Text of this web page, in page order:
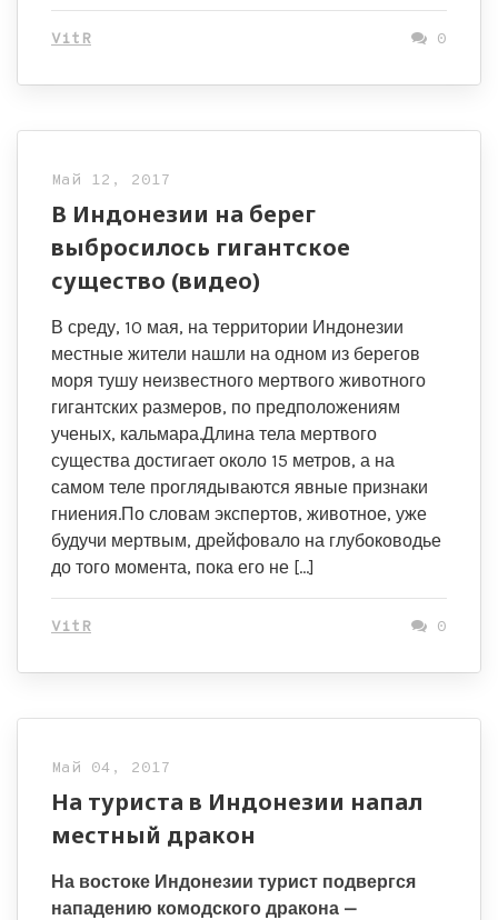
VitR 0
Май 12, 2017
В Индонезии на берег
выбросилось гигантское
существо (видео)
В среду, 10 мая, на территории Индонезии
местные жители нашли на одном из берегов
моря тушу неизвестного мертвого животного
гигантских размеров, по предположениям
ученых, кальмара.Длина тела мертвого
существа достигает около 15 метров, а на
самом теле проглядываются явные признаки
гниения.По словам экспертов, животное, уже
будучи мертвым, дрейфовало на глубоководье
до того момента, пока его не […]
VitR 0
Май 04, 2017
На туриста в Индонезии напал
местный дракон
На востоке Индонезии турист подвергся
нападению комодского дракона —